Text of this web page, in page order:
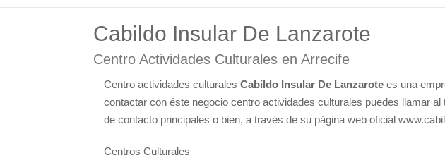
Cabildo Insular De Lanzarote
Centro Actividades Culturales en Arrecife
Centro actividades culturales Cabildo Insular De Lanzarote es una
contactar con éste negocio centro actividades culturales puedes llamar
de contacto principales o bien, a través de su página web oficial
Centros Culturales